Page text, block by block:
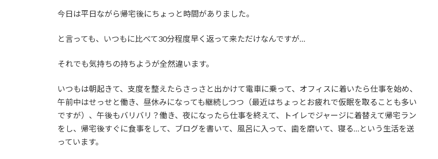
今日は平日ながら帰宅後にちょっと時間がありました。
と言っても、いつもに比べて30分程度早く返って来ただけなんですが…
それでも気持ちの持ちようが全然違います。
いつもは朝起きて、支度を整えたらさっさと出かけて電車に乗って、オフィスに着いたら仕事を始め、
午前中はせっせと働き、昼休みになっても継続しつつ（最近はちょっとお疲れで仮眠を取ることも多い
ですが）、午後もバリバリ？働き、夜になったら仕事を終えて、トイレでジャージに着替えて帰宅ラン
をし、帰宅後すぐに食事をして、ブログを書いて、風呂に入って、歯を磨いて、寝る…という生活を送
っています。